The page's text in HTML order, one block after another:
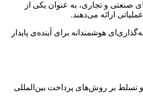
صنعتی و تجاری، به عنوان یکی از
ارائه می‌دهند.
هوشمندانه برای آینده‌ی پایدار
و تسلط بر روش‌های پرداخت بین‌المللی